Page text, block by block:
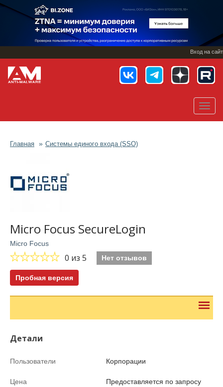
Перейти
основному
Вход на сайт
Главная Системы единого входа (SSO)
Micro Focus SecureLogin
Micro Focus
0 из 5 Нет отзывов
Пробная версия
Детали
Пользователи Корпорации
Цена Предоставляется по запросу